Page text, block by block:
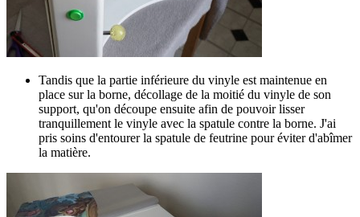
Tandis que la partie inférieure du vinyle est maintenue en
place sur la borne, décollage de la moitié du vinyle de son
support, qu'on découpe ensuite afin de pouvoir lisser
tranquillement le vinyle avec la spatule contre la borne. J'ai
pris soins d'entourer la spatule de feutrine pour éviter d'abîmer
la matière.